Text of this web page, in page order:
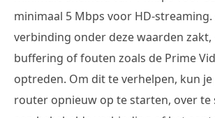
minimaal 5 Mbps voor HD-streaming.
verbinding onder deze waarden
buffering of fouten zoals de Prime
optreden. Om dit te verhelpen, kun
router opnieuw op te starten, over te